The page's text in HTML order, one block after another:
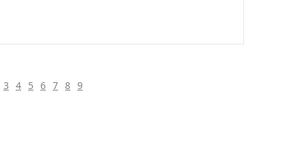
3 4 5 6 7 8 9